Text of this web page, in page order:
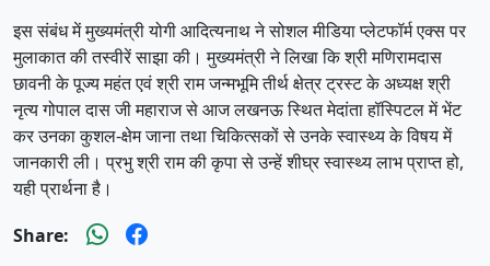
इस संबंध में मुख्यमंत्री योगी आदित्यनाथ ने सोशल मीडिया प्लेटफॉर्म एक्स पर
मुलाकात की तस्वीरें साझा की। मुख्यमंत्री ने लिखा कि श्री मणिरामदास
छावनी के पूज्य महंत एवं श्री राम जन्मभूमि तीर्थ क्षेत्र ट्रस्ट के अध्यक्ष श्री
नृत्य गोपाल दास जी महाराज से आज लखनऊ स्थित मेदांता हॉस्पिटल में भेंट
कर उनका कुशल-क्षेम जाना तथा चिकित्सकों से उनके स्वास्थ्य के विषय में
जानकारी ली। प्रभु श्री राम की कृपा से उन्हें शीघ्र स्वास्थ्य लाभ प्राप्त हो,
यही प्रार्थना है।
Share: